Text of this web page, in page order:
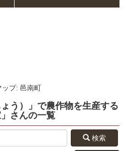
ップ: 邑南町
う）」 で農作物を生産する
」さんの一覧
検索